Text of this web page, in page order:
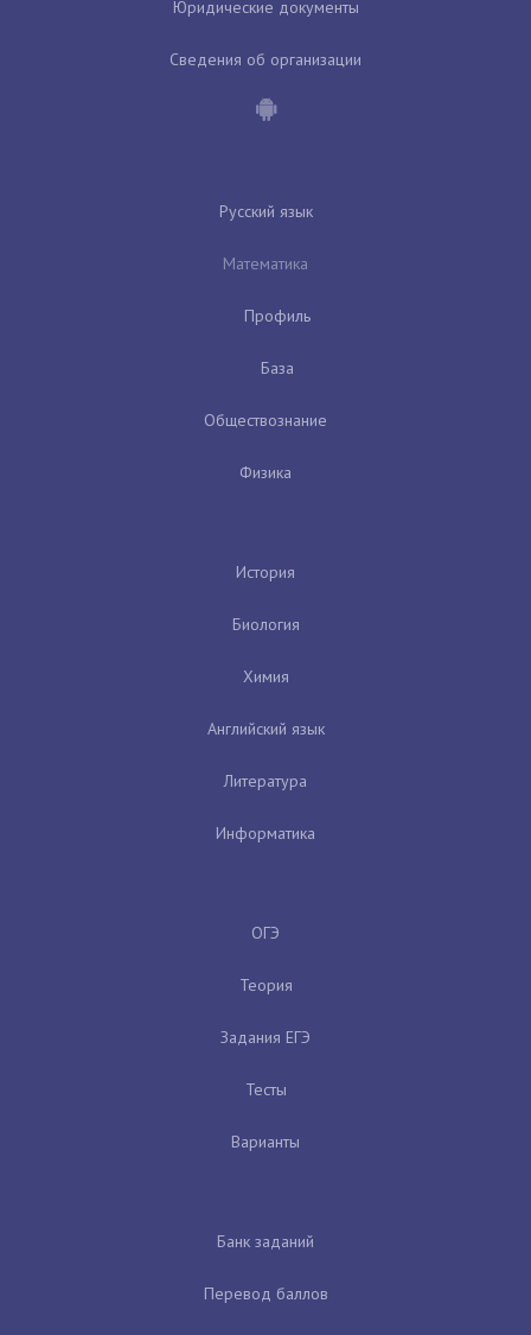
Юридические документы
Сведения об организации
Русский язык
Математика
Профиль
База
Обществознание
Физика
История
Биология
Химия
Английский язык
Литература
Информатика
ОГЭ
Теория
Задания ЕГЭ
Тесты
Варианты
Банк заданий
Перевод баллов